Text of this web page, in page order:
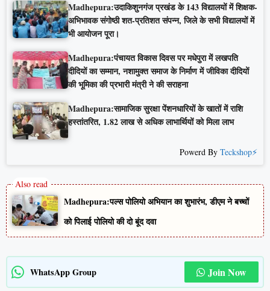
Madhepura:उदाकिशुनगंज प्रखंड के 143 विद्यालयों में शिक्षक-
अभिभावक संगोष्ठी शत-प्रतिशत संपन्न, जिले के सभी विद्यालयों में
भी आयोजन पूरा।
Madhepura:पंचायत विकास दिवस पर मधेपुरा में लखपति
दीदियों का सम्मान, नशामुक्त समाज के निर्माण में जीविका दीदियों
की भूमिका की प्रभारी मंत्री ने की सराहना
Madhepura:सामाजिक सुरक्षा पेंशनधारियों के खातों में राशि
हस्तांतरित, 1.82 लाख से अधिक लाभार्थियों को मिला लाभ
Powerd By Teckshop⚡
Madhepura:पल्स पोलियो अभियान का शुभारंभ, डीएम ने बच्चों
को पिलाई पोलियो की दो बूंद दवा
WhatsApp Group Join Now